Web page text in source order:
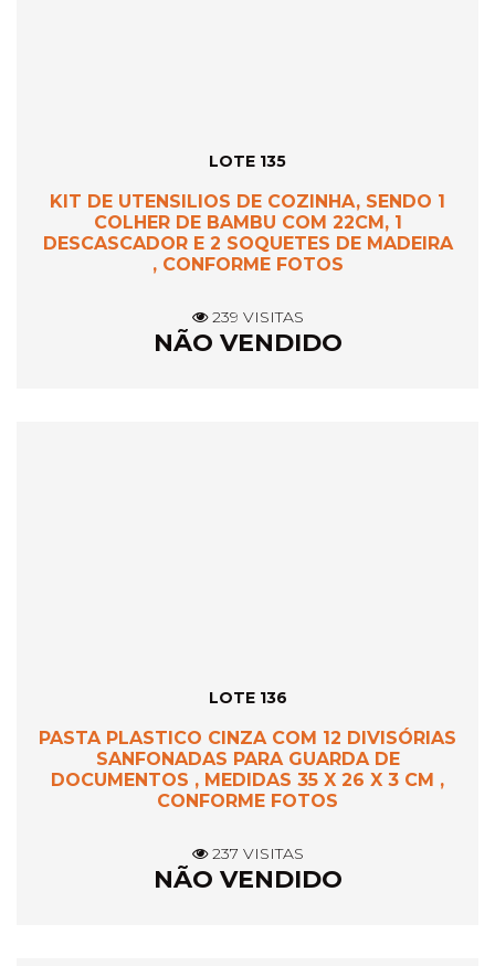
LOTE 135
KIT DE UTENSILIOS DE COZINHA, SENDO 1
COLHER DE BAMBU COM 22CM, 1
DESCASCADOR E 2 SOQUETES DE MADEIRA
, CONFORME FOTOS
239 VISITAS
NÃO VENDIDO
LOTE 136
PASTA PLASTICO CINZA COM 12 DIVISÓRIAS
SANFONADAS PARA GUARDA DE
DOCUMENTOS , MEDIDAS 35 X 26 X 3 CM ,
CONFORME FOTOS
237 VISITAS
NÃO VENDIDO